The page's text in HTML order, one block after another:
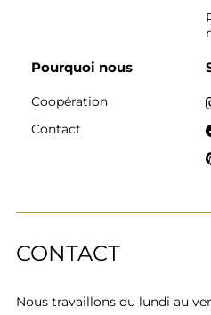
CONTACT
Nous travaillons du lundi au
Pourquoi nous
Coopération
Contact